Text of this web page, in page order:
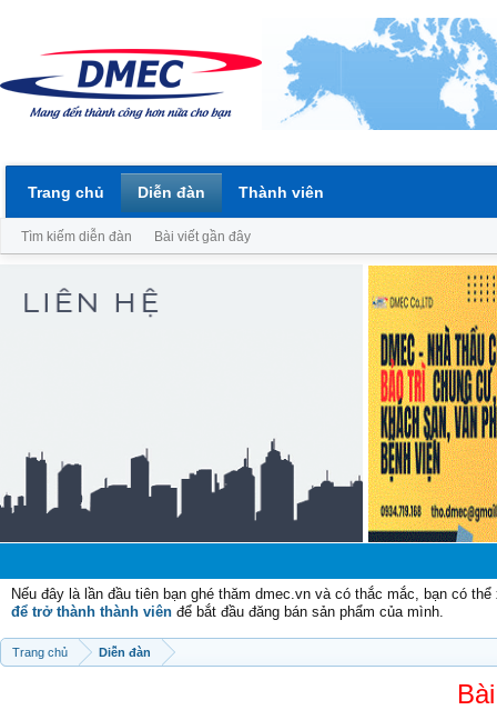
Nếu đây là lần đầu tiên bạn ghé thăm dmec.vn và có thắc mắc, bạn có
để trở thành thành viên để bắt đầu đăng bán sản phẩm của mình.
Trang chủ Diễn đàn
Trang chủ Diễn đàn
Tìm kiếm diễn đàn Bài viết gần đây
Thành viên